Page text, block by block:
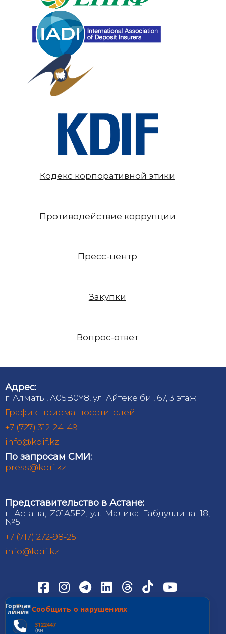
Кодекс корпоративной этики
Противодействие коррупции
Пресс-центр
Закупки
Вопрос-ответ
Адрес:
г. Алматы, A05B0Y8, ул. Айтеке би , 67, 3 этаж
График приема посетителей
+7 (727) 312-24-49
info@kdif.kz
По запросам СМИ:
press@kdif.kz
Представительство в Астане:
г. Астана, Z01A5F2, ул. Малика Габдуллина 18,
№5
+7 (717) 272-98-25
info@kdif.kz
Горячая
линия Сообщить о нарушениях
3122447
(вн.